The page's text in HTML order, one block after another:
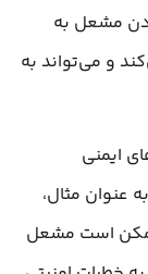
مشعل به
و می‌تواند به
ایمنی
عنوان مثال،
ممکن است مشعل